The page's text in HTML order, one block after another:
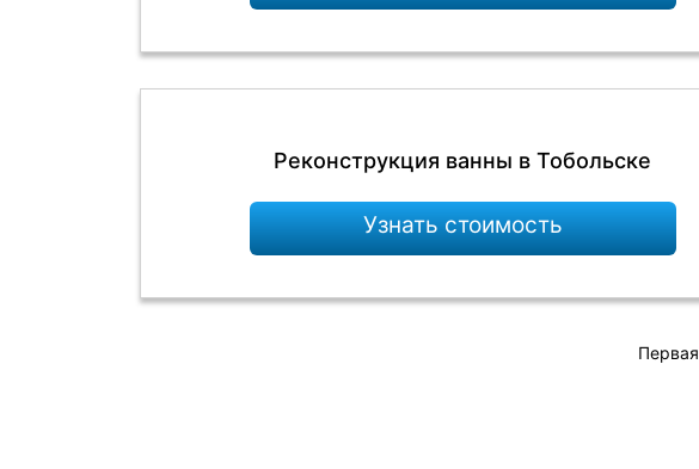
Реконструкция ванны в Тобольске
Узнать стоимость
Первая